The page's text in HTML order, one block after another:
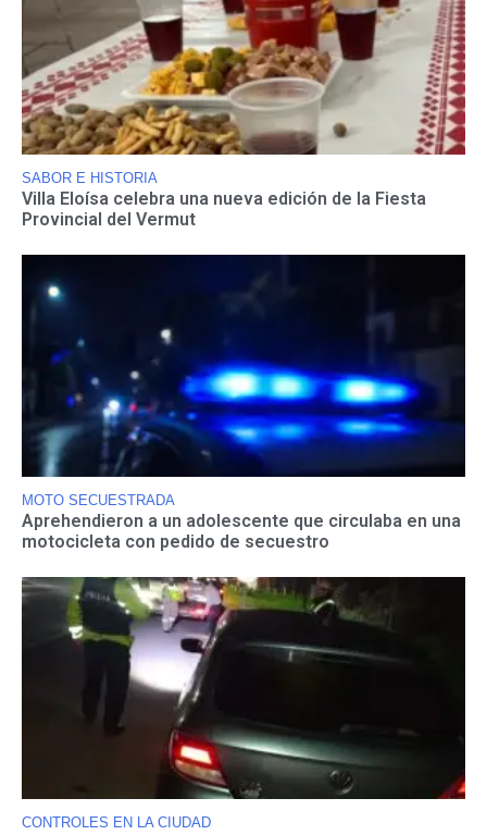
SABOR E HISTORIA
Villa Eloísa celebra una nueva edición de la Fiesta
Provincial del Vermut
MOTO SECUESTRADA
Aprehendieron a un adolescente que circulaba en una
motocicleta con pedido de secuestro
CONTROLES EN LA CIUDAD